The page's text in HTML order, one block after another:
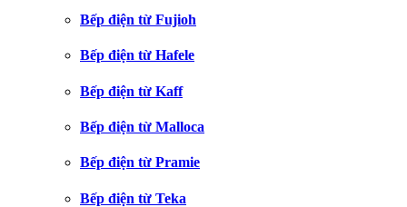
Bếp điện từ Fujioh
Bếp điện từ Hafele
Bếp điện từ Kaff
Bếp điện từ Malloca
Bếp điện từ Pramie
Bếp điện từ Teka